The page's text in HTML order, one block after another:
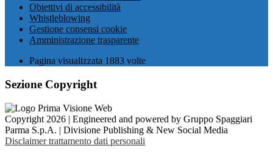
Obiettivi di accessibilità
Whistleblowing
Gestione consensi cookie
Amministrazione trasparente
Pagina visualizzata 1883 volte
Sezione Copyright
Copyright 2026 | Engineered and powered by Gruppo Spaggiari
Parma S.p.A. | Divisione Publishing & New Social Media
Disclaimer trattamento dati personali